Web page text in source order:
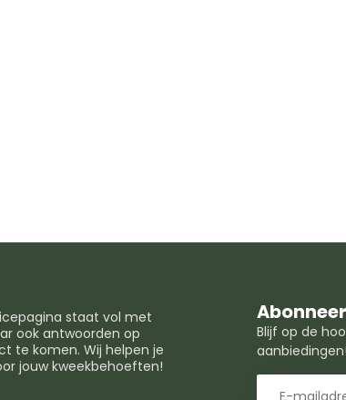
staat vol met
ook antwoorden op
te komen. Wij helpen je
jouw kweekbehoeften!
Blijf op de
aanbiedingen!